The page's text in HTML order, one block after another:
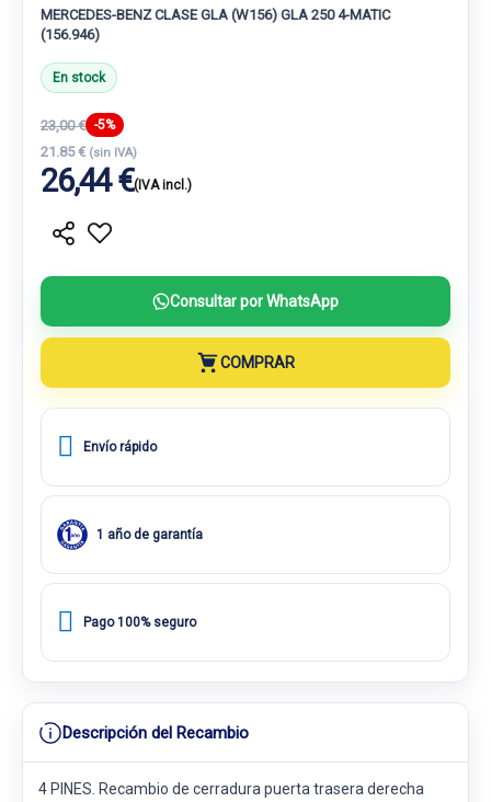
MERCEDES-BENZ CLASE GLA (W156) GLA 250 4-MATIC
(156.946)
En stock
23,00 € -5%
21.85 € (sin IVA)
26,44 €(IVA incl.)
Consultar por WhatsApp
COMPRAR
Envío rápido
1 año de garantía
Pago 100% seguro
Descripción del Recambio
4 PINES. Recambio de cerradura puerta trasera derecha